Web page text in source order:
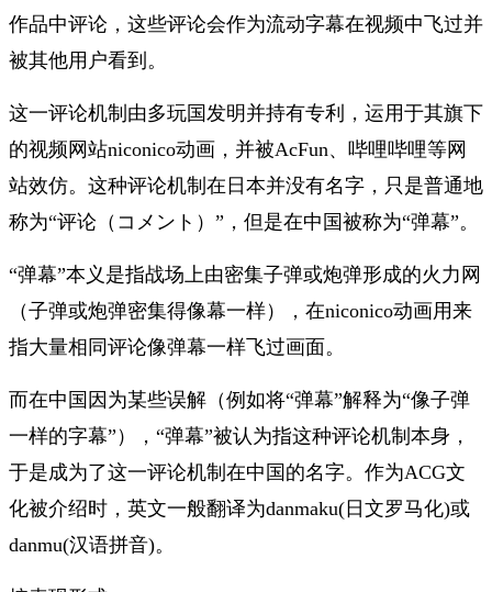
作品中评论，这些评论会作为流动字幕在视频中飞过并
被其他用户看到。
这一评论机制由多玩国发明并持有专利，运用于其旗下
的视频网站niconico动画，并被AcFun、哔哩哔哩等网
站效仿。 这种评论机制在日本并没有名字，只是普通地
称为“评论（コメント）”，但是在中国被称为“弹幕”。
“弹幕”本义是指战场上由密集子弹或炮弹形成的火力网
（子弹或炮弹密集得像幕一样），在niconico动画用来
指大量相同评论像弹幕一样飞过画面。
而在中国因为某些误解（例如将“弹幕”解释为“像子弹
一样的字幕”），“弹幕”被认为指这种评论机制本身，
于是成为了这一评论机制在中国的名字。 作为ACG文
化被介绍时，英文一般翻译为danmaku(日文罗马化)或
danmu(汉语拼音)。